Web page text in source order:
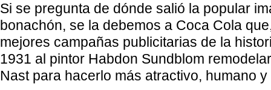
Si se pregunta de dónde salió la popular
bonachón, se la debemos a Coca Cola
mejores campañas publicitarias de la
1931 al pintor Habdon Sundblom
Nast para hacerlo más atractivo, humano